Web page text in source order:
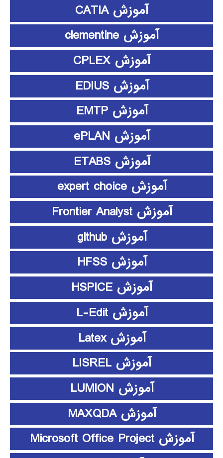
آموزش CATIA
آموزش clementine
آموزش CPLEX
آموزش EDIUS
آموزش EMTP
آموزش ePLAN
آموزش ETABS
آموزش expert choice
آموزش Frontier Analyst
آموزش github
آموزش HFSS
آموزش HSPICE
آموزش L-Edit
آموزش Latex
آموزش LISREL
آموزش LUMION
آموزش MAXQDA
آموزش Microsoft Office Project